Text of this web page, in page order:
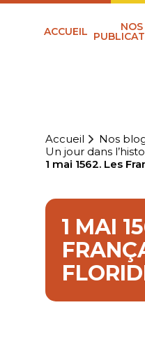
ACCUEIL NOS
Accueil
Nos
Un jour dans
1 mai 1562. Les
1 MAI